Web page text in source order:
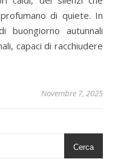
di quiete. In
autunnali
capaci di racchiudere
Novembre 7, 2025
Cerca